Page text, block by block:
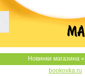
Новинки магазина «
bookovka.ru